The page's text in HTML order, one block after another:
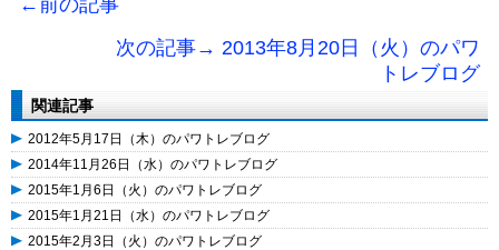
←前の記事
次の記事→ 2013年8月20日（火）のパワ
トレブログ
関連記事
2012年5月17日（木）のパワトレブログ
2014年11月26日（水）のパワトレブログ
2015年1月6日（火）のパワトレブログ
2015年1月21日（水）のパワトレブログ
2015年2月3日（火）のパワトレブログ